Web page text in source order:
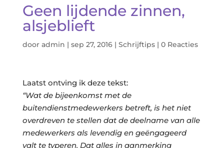
Geen lijdende zinnen,
alsjeblieft
door admin | sep 27, 2016| Schrijftips| 0 Reacties
Laatst ontving ik deze tekst:
“Wat de bijeenkomst met de
buitendienstmedewerkers betreft, is het niet
overdreven te stellen dat de deelname van alle
medewerkers als levendig en geëngageerd
valt te typeren. Dat alles in aanmerking